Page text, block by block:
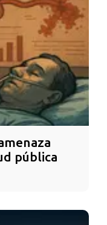
cambia el agua,
Cuando el
el café
como el grano
ponen peor tú
las cosas a tu
pública